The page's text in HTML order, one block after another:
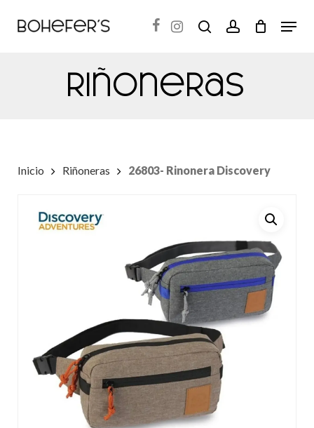
search accountMenu
Inicio Riñoneras 26803- Rinonera Discovery
Riñoneras